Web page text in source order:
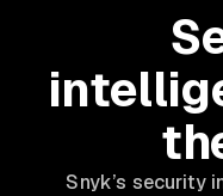
Snyk’s security